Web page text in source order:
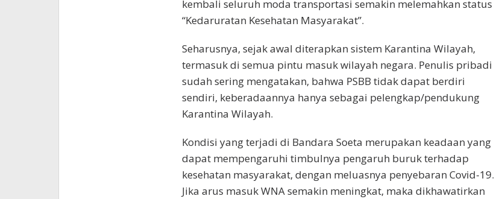
kembali seluruh moda transportasi semakin melemahkan status
“Kedaruratan Kesehatan Masyarakat”.
Seharusnya, sejak awal diterapkan sistem Karantina Wilayah,
termasuk di semua pintu masuk wilayah negara. Penulis pribadi
sudah sering mengatakan, bahwa PSBB tidak dapat berdiri
sendiri, keberadaannya hanya sebagai pelengkap/pendukung
Karantina Wilayah.
Kondisi yang terjadi di Bandara Soeta merupakan keadaan yang
dapat mempengaruhi timbulnya pengaruh buruk terhadap
kesehatan masyarakat, dengan meluasnya penyebaran Covid-19.
Jika arus masuk WNA semakin meningkat, maka dikhawatirkan